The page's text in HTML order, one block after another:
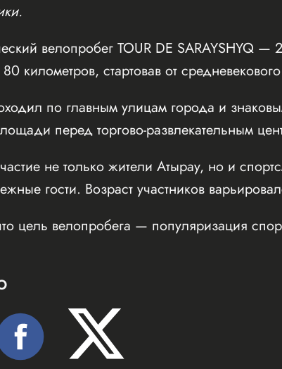
велопробег TOUR DE SARAYSHYQ
километров, стартовав от
по главным улицам города и
перед торгово-развлекательным
не только жители Атырау, но и
гости. Возраст участников
цель велопробега — популяризация